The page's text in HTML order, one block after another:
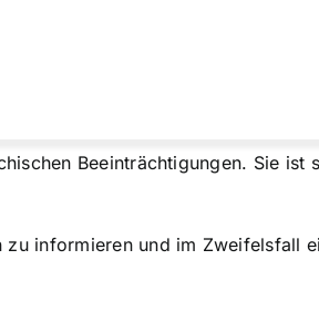
Beeinträchtigungen. Sie ist
zu informieren und im Zweifelsfall